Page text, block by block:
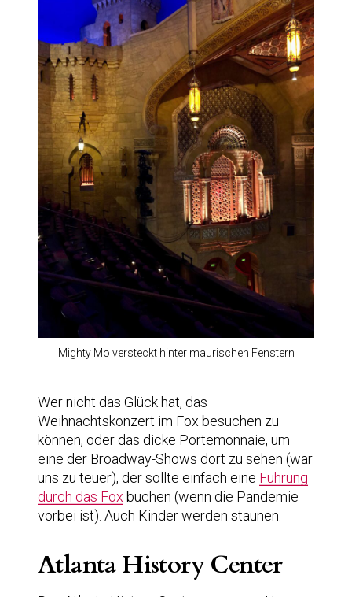
Mighty Mo versteckt hinter maurischen Fenstern
Wer nicht das Glück hat, das
Weihnachtskonzert im Fox besuchen zu
können, oder das dicke Portemonnaie, um
eine der Broadway-Shows dort zu sehen (war
uns zu teuer), der sollte einfach eine Führung
durch das Fox buchen (wenn die Pandemie
vorbei ist). Auch Kinder werden staunen.
Atlanta History Center